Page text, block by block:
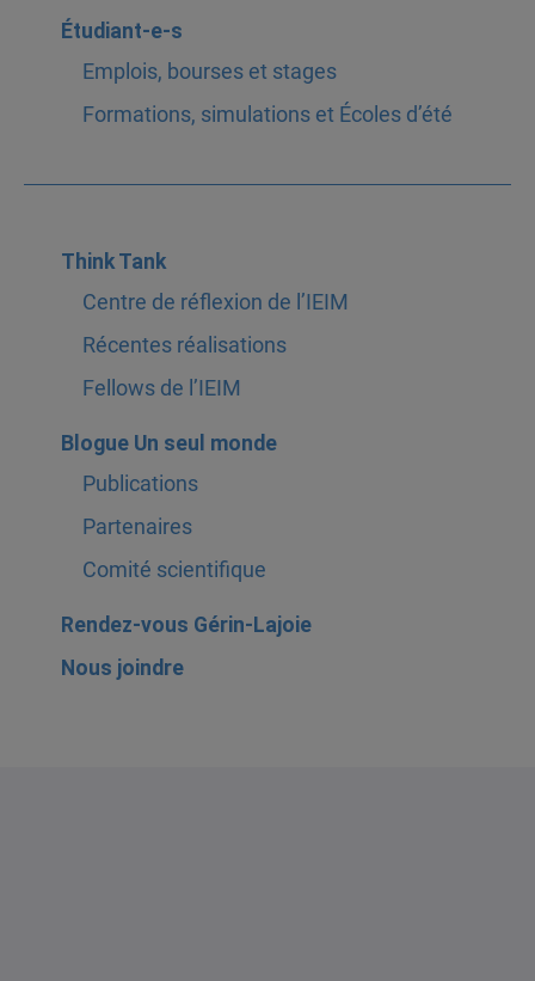
Étudiant-e-s
Emplois, bourses et stages
Formations, simulations et Écoles d’été
Think Tank
Centre de réflexion de l’IEIM
Récentes réalisations
Fellows de l’IEIM
Blogue Un seul monde
Publications
Partenaires
Comité scientifique
Rendez-vous Gérin-Lajoie
Nous joindre